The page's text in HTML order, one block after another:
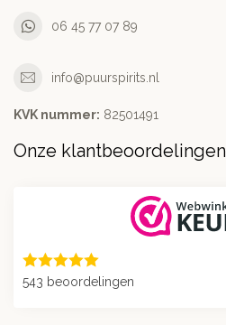
06 45 77 07 89
info@puurspirits.nl
KVK nummer: 82501491
Onze klantbeoordelingen
543 beoordelingen